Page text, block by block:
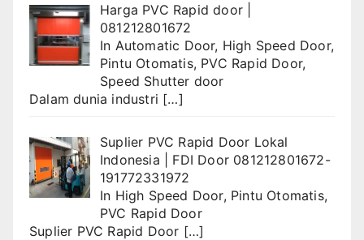
Harga PVC Rapid door |
081212801672
In Automatic Door, High Speed Door,
Pintu Otomatis, PVC Rapid Door,
Speed Shutter door
Dalam dunia industri […]
Suplier PVC Rapid Door Lokal
Indonesia | FDI Door 081212801672-
191772331972
In High Speed Door, Pintu Otomatis,
PVC Rapid Door
Suplier PVC Rapid Door […]